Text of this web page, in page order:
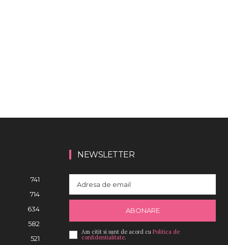
741
714
634
582
521
NEWSLETTER
ABONARE
Am citit si sunt de acord cu Politica de
confidentialitate.